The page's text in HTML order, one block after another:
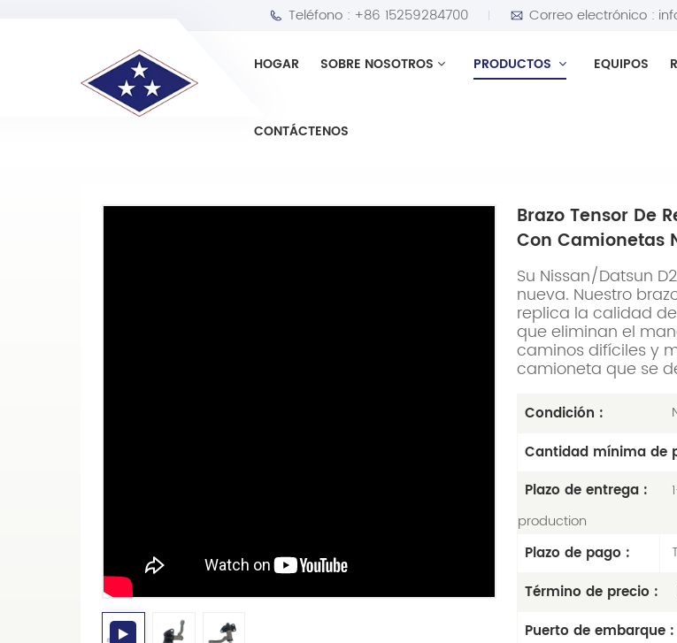
Teléfono : +86 15259284700 Correo electrónico :
HOGAR SOBRE NOSOTROS PRODUCTOS EQUIPOS
CONTÁCTENOS
HOGAR Brazo tensor de repuesto OE premium 48530-01g25
Brazo Tensor De
Con Camionetas
Su Nissan/Datsun
nueva. Nuestro
replica la calidad
que eliminan el
caminos difíciles y
camioneta que se
Condición :
Cantidad mínima de
Plazo de entrega :
production
Plazo de pago :
Término de precio :
Puerto de embarque :